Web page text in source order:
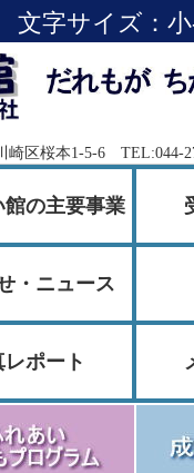
文字サイズ： 小
崎区桜本1-5-6 TEL:044-
館の主要事業
・ニュース
レポート